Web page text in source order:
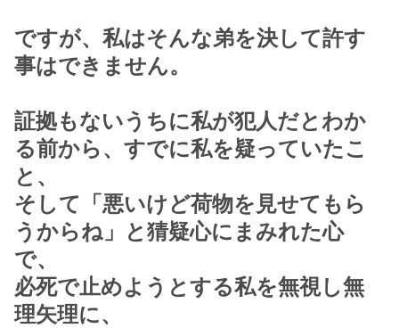
ですが、私はそんな弟を決して許す
事はできません。
証拠もないうちに私が犯人だとわか
る前から、すでに私を疑っていたこ
と、
そして「悪いけど荷物を見せてもら
うからね」と猜疑心にまみれた心
で、
必死で止めようとする私を無視し無
理矢理に、